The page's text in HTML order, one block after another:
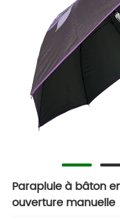
Parapluie à bâton
ouverture manuelle